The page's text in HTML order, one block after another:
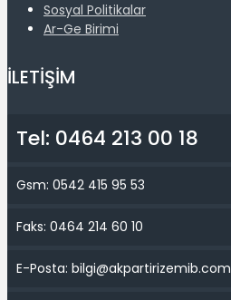
Sosyal Politikalar
Ar-Ge Birimi
İLETİŞİM
Tel: 0464 213 00 18
Gsm: 0542 415 95 53
Faks: 0464 214 60 10
E-Posta: bilgi@akpartirizemib.com